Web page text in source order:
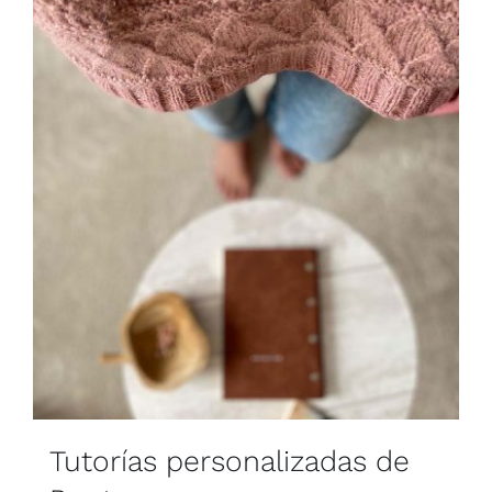
Blog
Contacto
Newsletter
Carrito
Mi cuenta
Tutorías personalizadas de